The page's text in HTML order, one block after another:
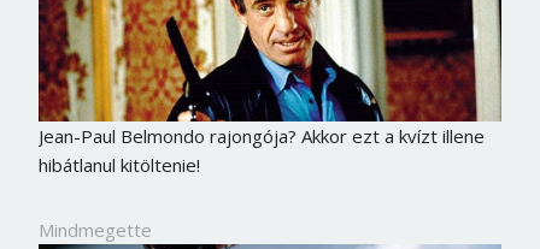
Jean-Paul Belmondo rajongója? Akkor ezt a kvízt illene
hibátlanul kitöltenie!
Mindmegette